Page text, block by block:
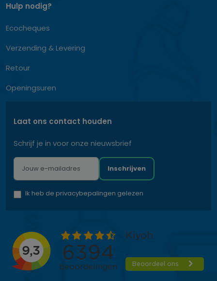
Hulp nodig?
Ecocheques
Verzending & Levering
Retour
Openingsuren
Laat ons contact houden
Schrijf je in voor onze nieuwsbrief
Inschrijven
Ik heb de privacybepalingen gelezen